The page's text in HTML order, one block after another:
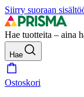
Siirry suoraan
Hae tuotteita – aina
Hae
Ostoskori